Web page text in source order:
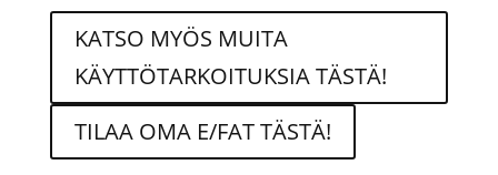
KATSO MYÖS MUITA
KÄYTTÖTARKOITUKSIA TÄSTÄ!
TILAA OMA E/FAT TÄSTÄ!